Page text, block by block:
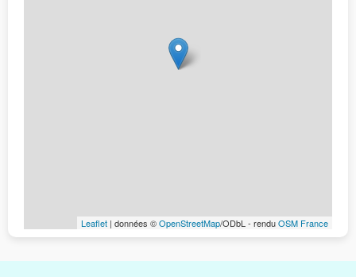
Leaflet | données ©OpenStreetMap/ODbL - renduOSM France